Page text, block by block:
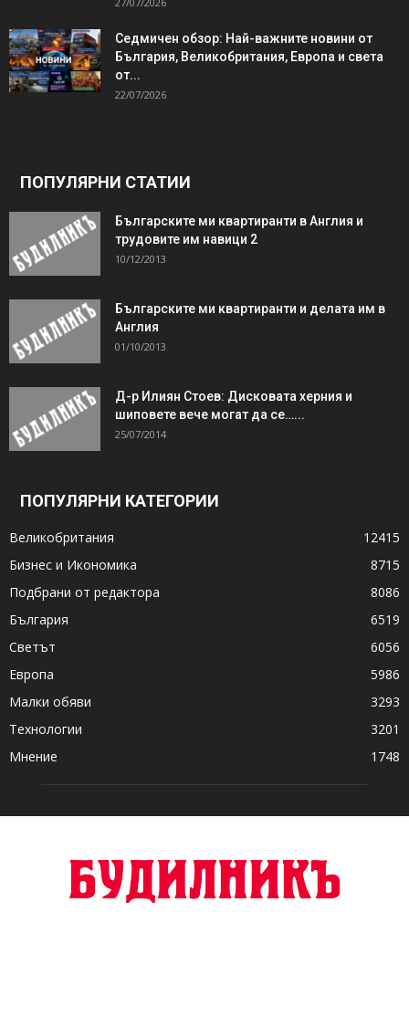
Седмичен обзор: Най-важните новини от
България, Великобритания, Европа и света
от...
22/07/2026
ПОПУЛЯРНИ СТАТИИ
Българските ми квартиранти в Англия и
трудовите им навици 2
10/12/2013
Българските ми квартиранти и делата им в
Англия
01/10/2013
Д-р Илиян Стоев: Дисковата херния и
шиповете вече могат да се…...
25/07/2014
ПОПУЛЯРНИ КАТЕГОРИИ
Великобритания
12415
Бизнес и Икономика
8715
Подбрани от редактора
8086
България
6519
Светът
6056
Европа
5986
Малки обяви
3293
Технологии
3201
Мнение
1748